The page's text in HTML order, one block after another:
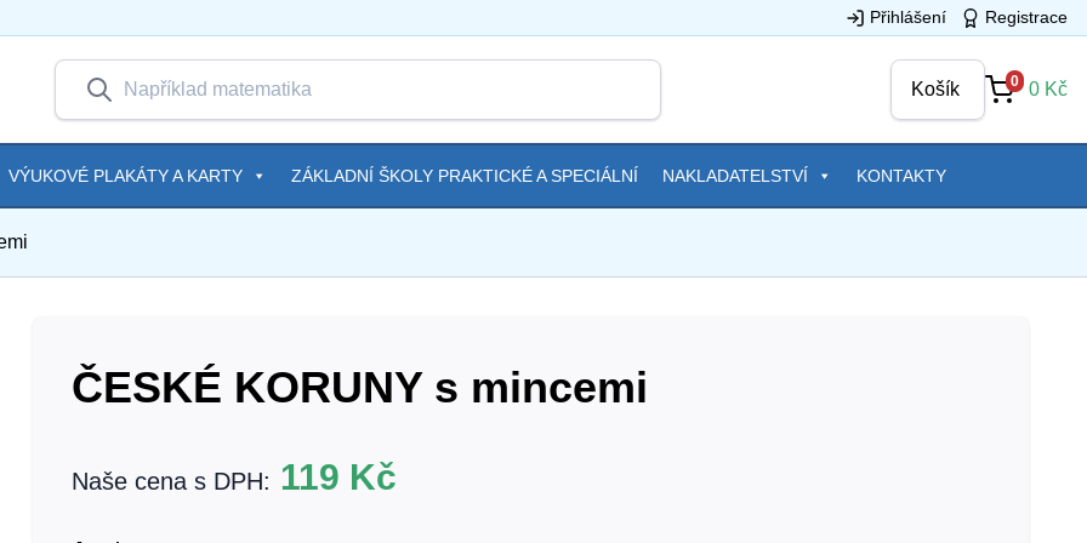
Přihlášení Registrace
Košík 0 0 Kč
VÝUKOVÉ PLAKÁTY A KARTY ZÁKLADNÍ ŠKOLY PRAKTICKÉ A SPECIÁLNÍ NAKLADATELSTVÍ KONTAKTY
ČESKÉ KORUNY s mincemi
Naše cena s DPH: 119 Kč